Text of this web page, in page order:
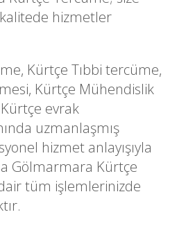
kalitede hizmetler
Kürtçe Tıbbi tercüme,
Kürtçe Mühendislik
evrak
uzmanlaşmış
hizmet anlayışıyla
Gölmarmara Kürtçe
tüm işlemlerinizde